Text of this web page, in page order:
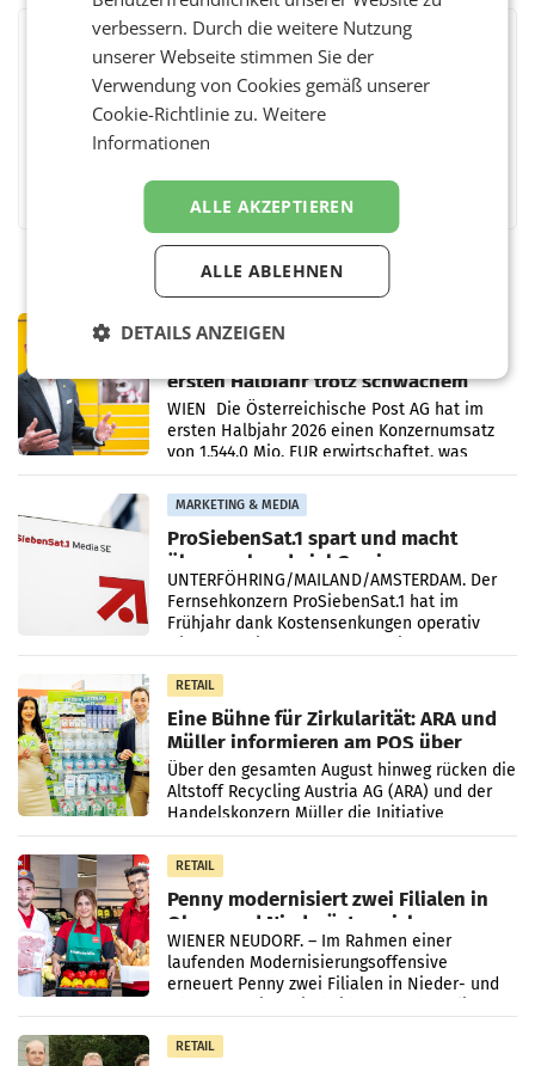
BEWERTEN SIE DIESEN ARTIKEL
PRIMENEWS
ersten Halbjahr trotz schwachem
Briefgeschäft
WIEN Die Österreichische Post AG hat im
ersten Halbjahr 2026 einen Konzernumsatz
von 1.544,0 Mio. EUR erwirtschaftet, was
einem Plus von 3,8 Prozent gegenüber dem
Vergleichszeitraum
MARKETING & MEDIA
ProSiebenSat.1 spart und macht
überraschend viel Gewinn
UNTERFÖHRING/MAILAND/AMSTERDAM. Der
Fernsehkonzern ProSiebenSat.1 hat im
Frühjahr dank Kostensenkungen operativ
RETAIL
Eine Bühne für Zirkularität: ARA und
Müller informieren am POS über
Kreislauffähigkeit
Über den gesamten August hinweg rücken die
Altstoff Recycling Austria AG (ARA) und der
Handelskonzern Müller die Initiative
„Kreislauf-Helden“ in allen österreichischen
Müller-Filialen
RETAIL
Penny modernisiert zwei Filialen in
Ober- und Niederösterreich
WIENER NEUDORF. – Im Rahmen einer
laufenden Modernisierungsoffensive
erneuert Penny zwei Filialen in Nieder- und
RETAIL
verbessern. Durch die weitere Nutzung
unserer Webseite stimmen Sie der
Verwendung von Cookies gemäß unserer
Cookie-Richtlinie zu.Weitere
Informationen
ALLE AKZEPTIEREN
ALLE ABLEHNEN
DETAILS ANZEIGEN